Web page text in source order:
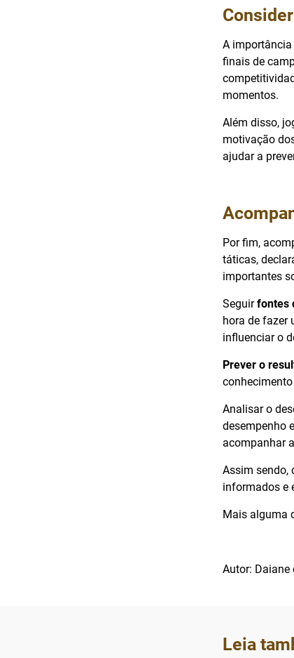
A
finais de
momentos.
Além disso,
motivação
ajudar a
Por fim,
táticas,
importantes
Seguirfontes
hora de fazer
influenciar o
Prever o
Analisar o
desempenho
acompanhar
Assim sendo,
informados e
Mais alguma
Autor: Daiane
Leia